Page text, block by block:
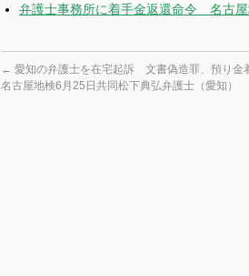
弁護士事務所に着手金返還命令 名古
← 愛知の弁護士を在宅起訴 文書偽造罪、預り金
名古屋地検6月25日共同松下典弘弁護士（愛知）